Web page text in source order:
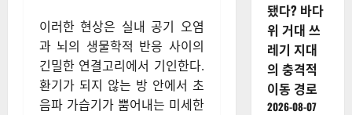
이러한 현상은 실내 공기 오염
과 뇌의 생물학적 반응 사이의
긴밀한 연결고리에서 기인한다.
환기가 되지 않는 방 안에서 초
음파 가습기가 뿜어내는 미세한
됐다? 바다
위 거대 쓰
레기 지대
의 충격적
이동 경로
2026-08-07